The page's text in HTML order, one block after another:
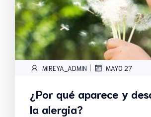
MIREYA_ADMIN | MAYO 27
¿Por qué aparece y
la alergia?